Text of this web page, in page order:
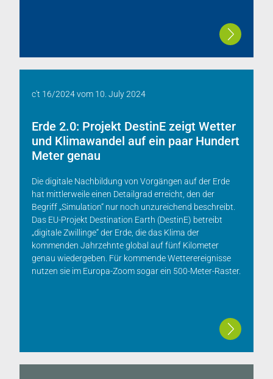
c't 16/2024vom 10. July 2024
Erde 2.0: Projekt DestinE zeigt Wetter
und Klimawandel auf ein paar Hundert
Meter genau
Die digitale Nachbildung von Vorgängen auf der Erde
hat mittlerweile einen Detailgrad erreicht, den der
Begriff „Simulation“ nur noch unzureichend beschreibt.
Das EU-Projekt Destination Earth (DestinE) betreibt
„digitale Zwillinge“ der Erde, die das Klima der
kommenden Jahrzehnte global auf fünf Kilometer
genau wiedergeben. Für kommende Wetterereignisse
nutzen sie im Europa-Zoom sogar ein 500-Meter-Raster.